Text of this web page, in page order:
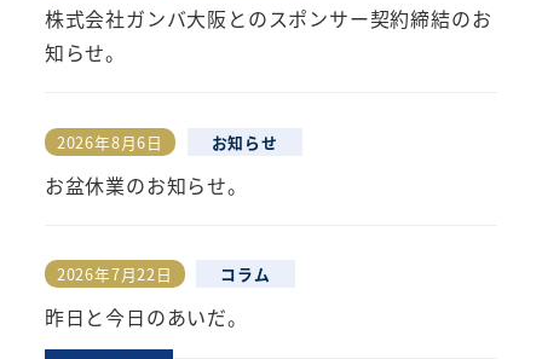
株式会社ガンバ大阪とのスポンサー契約締結のお
知らせ。
お盆休業のお知らせ。
投稿日
2026年8月6日 お知らせ
昨日と今日のあいだ。
投稿日
2026年7月22日 コラム